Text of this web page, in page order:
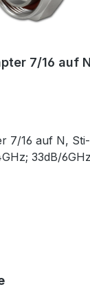
7/16 auf N
N, Sti-Sti, 8 GHz,